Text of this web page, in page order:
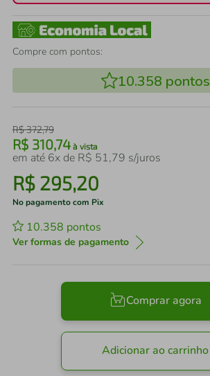
Compre com pontos:
10.358 pontos
R$372,79
R$ 310,74 à vista
em até 6x de R$ 51,79 s/juros
R$ 295,20
No pagamento com Pix
10.358 pontos
Ver formas de pagamento
Comprar agora
Adicionar ao carrinho